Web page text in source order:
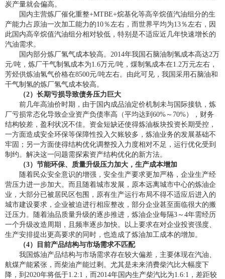
炭产量就会偏高。
国内主营炼厂催化重整+MTBE+烷基化等高辛烷值汽油组分的生
产能力占原油一次加工能力的10％左右，而世界平均为13％左右，因
此国内高辛烷值汽油组分相对较低，特别是不适应近几年快速增长的
汽油需求。
国内部分炼厂氢气成本较高。2014年我国石脑油制氢成本高达2万
元/吨，炼厂干气制氢成本为1.6万元/吨，煤制氢成本在1.2万元左右，
芳烃供炼油氢气价格在8500元/吨左右。由此可见，我国采用石脑油和
干气制氢的炼厂氢气成本较高。
（2）长期亏损导致债务压力巨大
前几年高油价时期，由于国内成品油定价机制未与国际接轨，炼
厂亏损常态化导致企业资产负债率高（平均达到60%～70%），财务
结构较差，盈利状况不佳。资金短缺还使得炼油板块投资长期受控，
一方面造成安全环保等保障性投入欠账较多，炼油业务的发展基础不
牢固；另一方面使得结构优化调整投入力度相对不足，运行优化受到
制约。解决这一问题需探索资产结构优化的新方法。
（3）节能环保、质量升级压力加大，生产成本增加
随着民众安全意识的增强，安全生产要求更加严格，企业生产经
营压力进一步加大。而且随着城市发展，原本远离城市中心的炼油企
业，大部分已被居民区包围，原有生产运行布局不得不适应后进入的
城市建设要求，企业被迫进行相应整改，部分企业甚至面临很大的搬
迁压力。随着油品质量升级的逐步推进，炼油企业每隔3～4年需经历
一个升级改造周期，且频率逐步加快。以上要求在对企业投资强度、
生产安排提出更高要求的同时，也造成了炼油加工成本的增加。
（4）目前产品结构与市场需求不匹配
我国炼油产品结构与市场需求存在较大偏差，主要体现在汽油、
航煤产能紧张，而柴油产能过剩。尤其是未来消费柴汽比大幅度下
降，到2020年将低于1.2:1，而2014年国内生产柴汽比为1.6:1，差距较